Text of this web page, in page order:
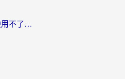
12123交管在国外怎么使用不了？海外华人必看的无缝访问国内资源指南